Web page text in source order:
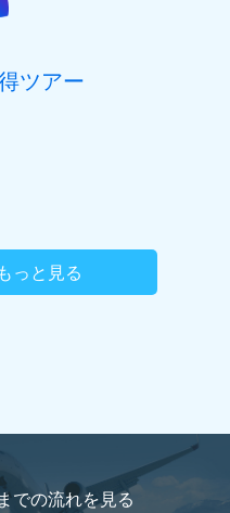
ツアー
っと見る
での流れを見る